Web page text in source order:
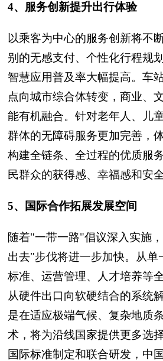
4、服务创新提升出行体验
以乘客为中心的服务创新将不
别的无感支付、个性化行程规
智慧应用普及率大幅提高。车
点向城市综合体转变，商业、
能有机融合。针对老年人、儿
群体的无障碍服务更加完善，
构建全链条、全过程的优质服
民群众的获得感、幸福感和安全
5、国际合作拓展发展空间
随着"一带一路"倡议深入实施
出去"步伐将进一步加快。从单
标准、运营管理、人才培养等
从硬件出口向软硬结合的系统
是在适应极端气候、复杂地质
术，将为沿线国家提供更多选
国际标准制定和联合研发，中